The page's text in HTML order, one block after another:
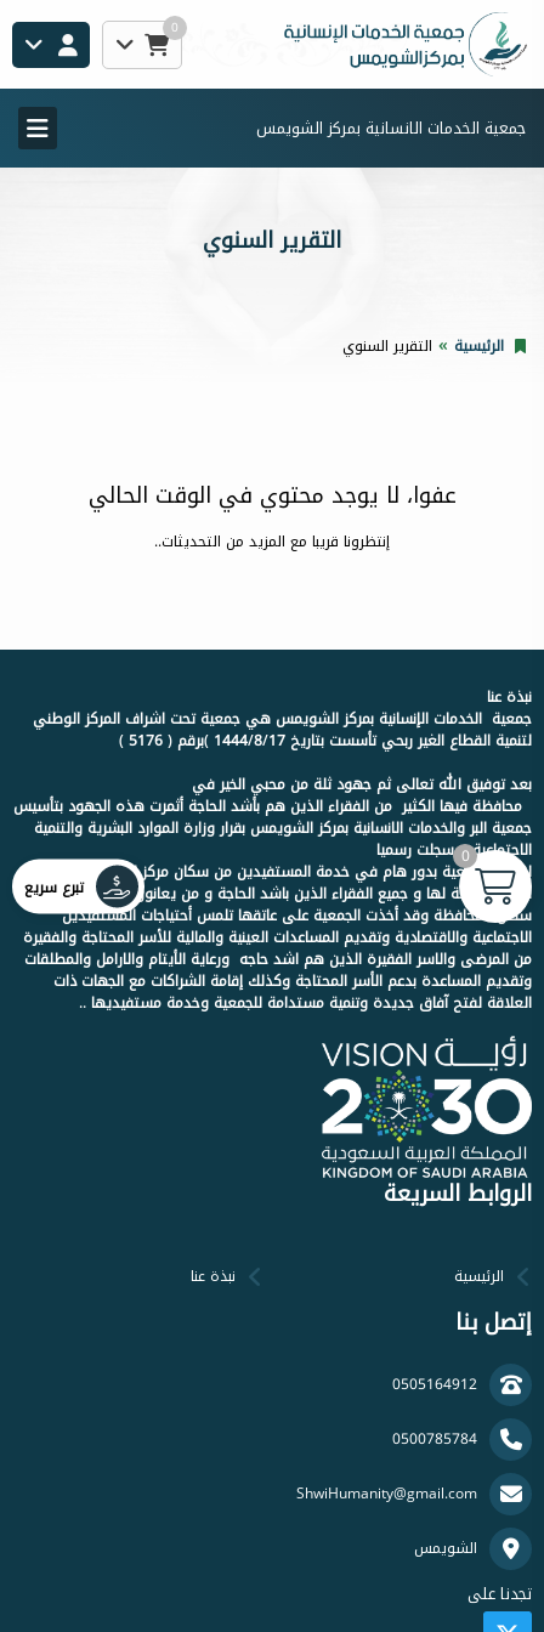
0
جمعية الخدمات الانسانية بمركز الشويمس
التقرير السنوي
الرئيسية التقرير السنوي
عفوا، لا يوجد محتوي في الوقت الحالي
إنتظرونا قريبا مع المزيد من التحديثات..
نبذة عنا
جمعية الخدمات الإنسانية بمركز الشويمس هي جمعية تحت اشراف المركز الوطني
لتنمية القطاع الغير ربحي تأسست بتاريخ 1444/8/17 )برقم ( 5176 )
بعد توفيق الله تعالى ثم جهود ثلة من محبي الخير في
محافظة فيها الكثير من الفقراء الذين هم بأشد الحاجة أثمرت هذه الجهود بتأسيس
جمعية البر والخدمات الانسانية بمركز الشويمس بقرار وزارة الموارد البشرية والتنمية
الاجتماعية وسجلت رسميا
لتقوم الجمعية بدور هام في خدمة المستفيدين من سكان مركز الشويمس و
الاحياء التابعة لها و جميع الفقراء الذين باشد الحاجة و من يعانون من الفقر من
سكان المحافظة وقد أخذت الجمعية على عاتقها تلمس أحتياجات المستفيدين
الاجتماعية والاقتصادية وتقديم المساعدات العينية والمالية للأسر المحتاجة والفقيرة
من المرضى والاسر الفقيرة الذين هم اشد حاجه ورعاية الأيتام والارامل والمطلقات
وتقديم المساعدة بدعم الأسر المحتاجة وكذلك إقامة الشراكات مع الجهات ذات
العلاقة لفتح آفاق جديدة وتنمية مستدامة للجمعية وخدمة مستفيديها ..
الروابط السريعة
الرئيسية نبذة عنا
إتصل بنا
0505164912
0500785784
ShwiHumanity@gmail.com
الشويمس
تجدنا على
تبرع سريع
0